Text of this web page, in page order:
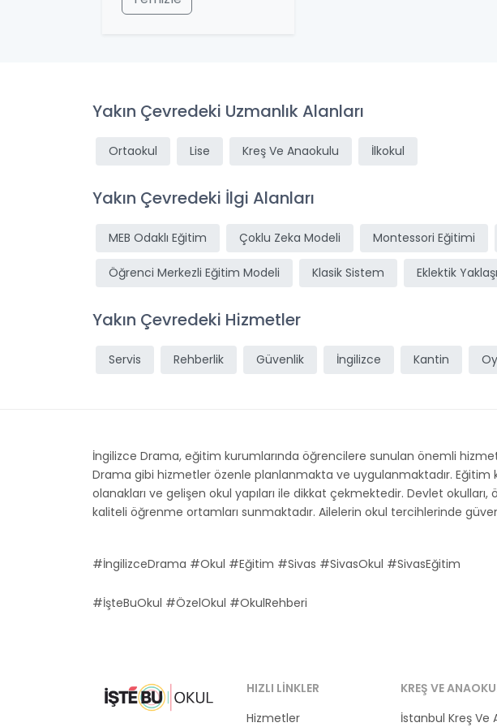
Yakın Çevredeki Uzmanlık Alanları
Ortaokul Lise Kreş Ve Anaokulu İlkokul
Yakın Çevredeki İlgi Alanları
MEB Odaklı Eğitim Çoklu Zeka Modeli Montessori Eğitimi
Öğrenci Merkezli Eğitim Modeli Klasik Sistem Eklektik
Yakın Çevredeki Hizmetler
Servis Rehberlik Güvenlik İngilizce Kantin
İngilizce Drama, eğitim kurumlarında öğrencilere sunulan önemli
Drama gibi hizmetler özenle planlanmakta ve uygulanmaktadır. Eğitim
olanakları ve gelişen okul yapıları ile dikkat çekmektedir. Devlet
kaliteli öğrenme ortamları sunmaktadır. Ailelerin okul tercihlerinde
#İngilizceDrama #Okul #Eğitim #Sivas #SivasOkul #SivasEğitim
#İşteBuOkul #ÖzelOkul #OkulRehberi
HIZLI LINKLER
Hizmetler
KREŞ VE
İstanbul Kreş Ve